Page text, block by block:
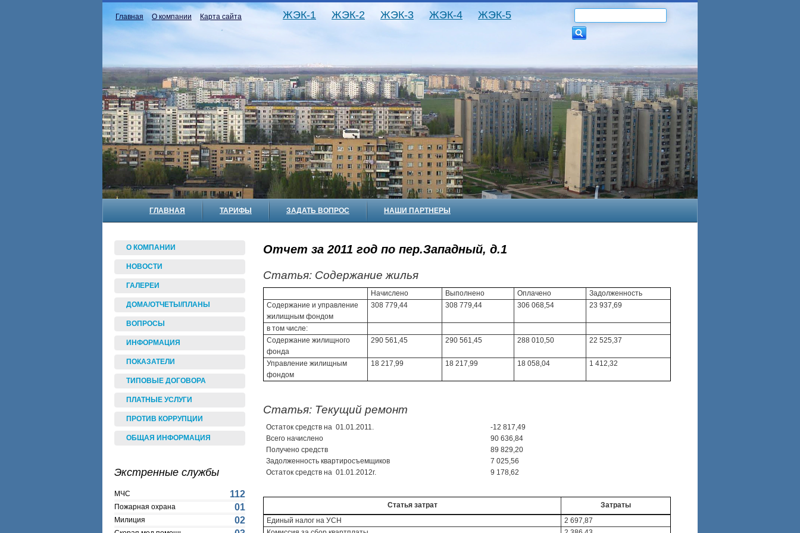
Главная О компании Карта сайта ЖЭК-1 ЖЭК-2 ЖЭК-3 ЖЭК-4 ЖЭК-5
ГЛАВНАЯ ТАРИФЫ ЗАДАТЬ ВОПРОС НАШИ ПАРТНЕРЫ
О КОМПАНИИ
НОВОСТИ
ГАЛЕРЕИ
ДОМА/ОТЧЕТЫ/ПЛАНЫ
ВОПРОСЫ
ИНФОРМАЦИЯ
ПОКАЗАТЕЛИ
ТИПОВЫЕ ДОГОВОРА
ПЛАТНЫЕ УСЛУГИ
ПРОТИВ КОРРУПЦИИ
ОБЩАЯ ИНФОРМАЦИЯ
Экстренные службы
МЧС 112
Пожарная охрана 01
Милиция 02
Отчет за 2011 год по пер.Западный, д.1
Статья: Содержание жилья
Начислено Выполнено Оплачено
Задолженность
Содержание и управление
жилищным фондом
308 779,44 308 779,44 306 068,54 23 937,69
в том числе:
Содержание жилищного
фонда
290 561,45 290 561,45 288 010,50 22 525,37
Управление жилищным
фондом
18 217,99 18 217,99 18 058,04 1 412,32
Статья: Текущий ремонт
Остаток средств на 01.01.2011.
-12 817,49
Всего начислено
90 636,84
Получено средств
89 829,20
Задолженность квартиросъемщиков
7 025,56
Остаток средств на 01.01.2012г.
9 178,62
Статья затрат
Затраты
Единый налог на УСН
2 697,87